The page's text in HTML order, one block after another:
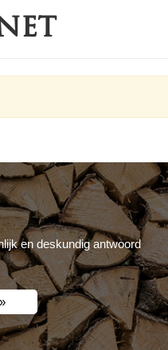
en deskundig antwoord